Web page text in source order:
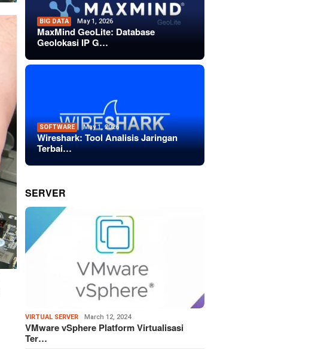
BIG DATA May 1, 2026
MaxMind GeoLite: Database
Geolokasi IP G…
SOFTWARE May 1, 2026
Wireshark: Tool Analisis Jaringan
Terbai…
SERVER
VIRTUAL SERVER March 12, 2024
VMware vSphere Platform Virtualisasi
Ter…